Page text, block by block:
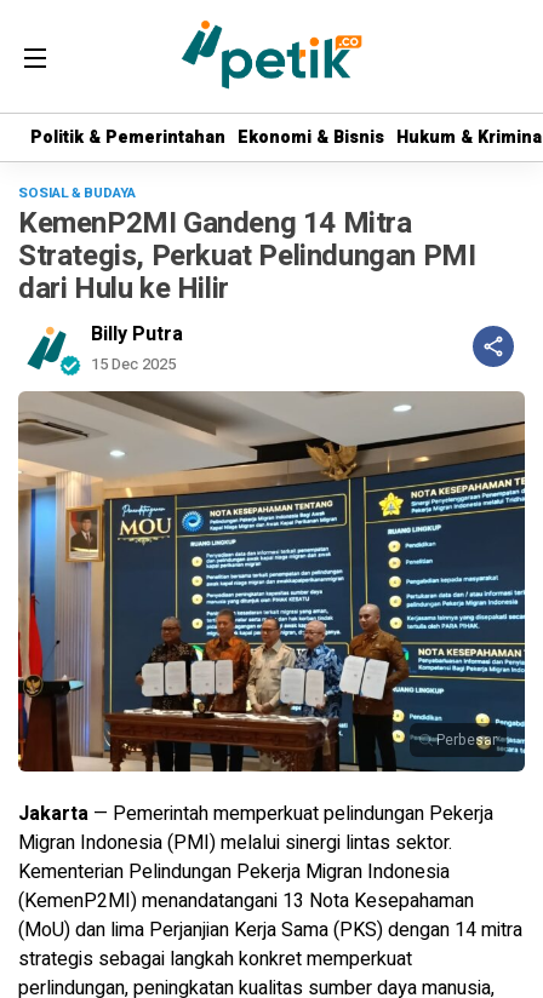
Politik & Pemerintahan Ekonomi & Bisnis Hukum &
Politik & Pemerintahan Ekonomi & Bisnis Hukum &
SOSIAL & BUDAYA
KemenP2MI Gandeng 14 Mitra
Strategis, Perkuat Pelindungan PMI
dari Hulu ke Hilir
Billy Putra
15 Dec 2025
Perbesar
Jakarta — Pemerintah memperkuat pelindungan Pekerja
Migran Indonesia (PMI) melalui sinergi lintas sektor.
Kementerian Pelindungan Pekerja Migran Indonesia
(KemenP2MI) menandatangani 13 Nota Kesepahaman
(MoU) dan lima Perjanjian Kerja Sama (PKS) dengan 14 mitra
strategis sebagai langkah konkret memperkuat
perlindungan, peningkatan kualitas sumber daya manusia,